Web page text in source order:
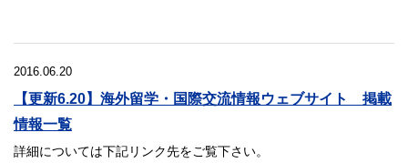
2016.06.20
【更新6.20】海外留学・国際交流情報ウェブサイト 掲載
情報一覧
詳細については下記リンク先をご覧下さい。